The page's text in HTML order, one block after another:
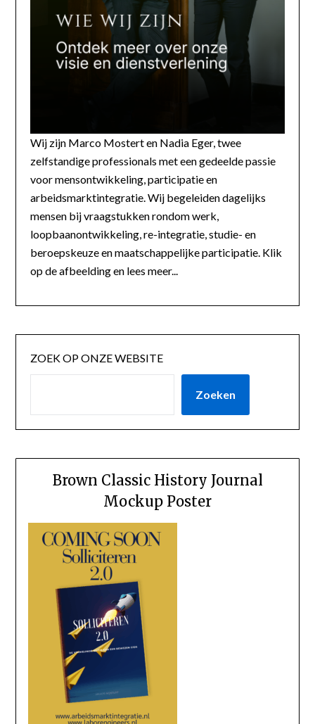
Wij zijn Marco Mostert en Nadia Eger, twee
zelfstandige professionals met een gedeelde passie
voor mensontwikkeling, participatie en
arbeidsmarktintegratie. Wij begeleiden dagelijks
mensen bij vraagstukken rondom werk,
loopbaanontwikkeling, re-integratie, studie- en
beroepskeuze en maatschappelijke participatie. Klik
op de afbeelding en lees meer...
ZOEK OP ONZE WEBSITE
Zoeken
Brown Classic History Journal
Mockup Poster